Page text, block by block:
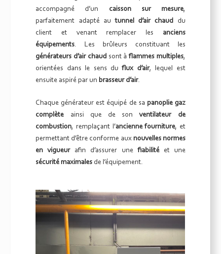
accompagné d’un caisson sur mesure,
parfaitement adapté autunnel d’air chaud du
client et venant remplacer les anciens
équipements. Les brûleurs constituant les
générateurs d’air chaud sont àflammes multiples,
orientées dans le sens duflux d’air, lequel est
ensuite aspiré par un brasseur d’air.
Chaque générateur est équipé de sa panoplie gaz
complèteainsi que de sonventilateur de
combustion, remplaçant l’ancienne fourniture, et
permettant d’être conforme aux nouvelles normes
en vigueurafin d’assurer unefiabilitéet une
sécurité maximales de l’équipement.